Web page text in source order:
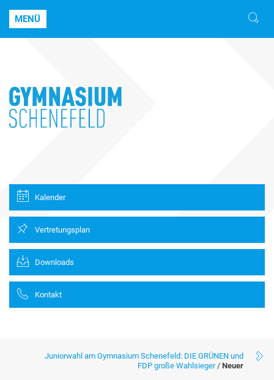
MENÜ
Kalender
Vertretungsplan
Downloads
Kontakt
Juniorwahl am Gymnasium Schenefeld: DIE GRÜNEN und
FDP große Wahlsieger/ Neuer